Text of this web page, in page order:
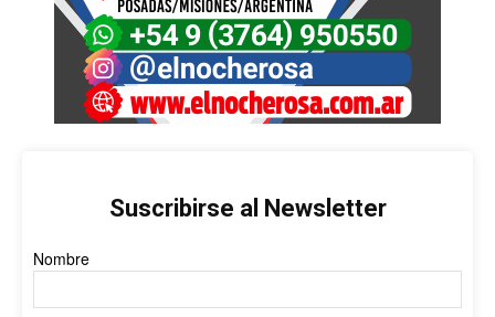
Suscribirse al Newsletter
Nombre